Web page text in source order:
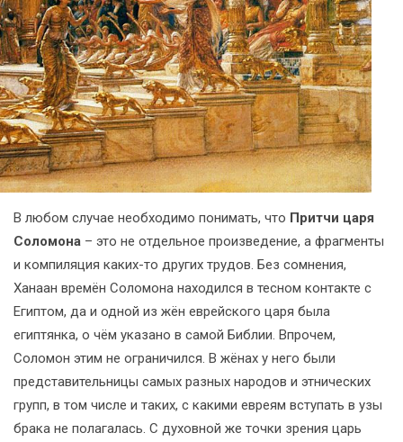
В любом случае необходимо понимать, что Притчи царя
Соломона – это не отдельное произведение, а фрагменты
и компиляция каких-то других трудов. Без сомнения,
Ханаан времён Соломона находился в тесном контакте с
Египтом, да и одной из жён еврейского царя была
египтянка, о чём указано в самой Библии. Впрочем,
Соломон этим не ограничился. В жёнах у него были
представительницы самых разных народов и этнических
групп, в том числе и таких, с какими евреям вступать в узы
брака не полагалась. С духовной же точки зрения царь